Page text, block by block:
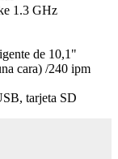
1.3 GHz
de 10,1"
cara) /240 ipm
tarjeta SD